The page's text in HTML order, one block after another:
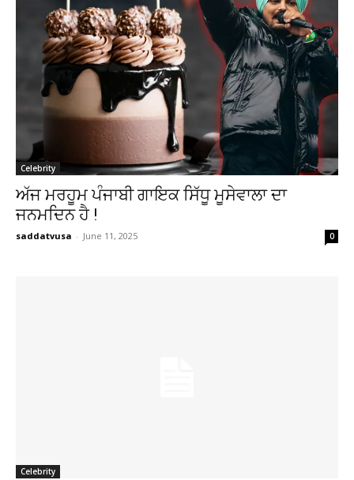
Celebrity
ਅੱਜ ਮਰਹੂਮ ਪੰਜਾਬੀ ਗਾਇਕ ਸਿੱਧੂ ਮੂਸੇਵਾਲਾ ਦਾ
ਜਨਮਦਿਨ ਹੈ !
saddatvusa - June 11, 2025 0
Celebrity